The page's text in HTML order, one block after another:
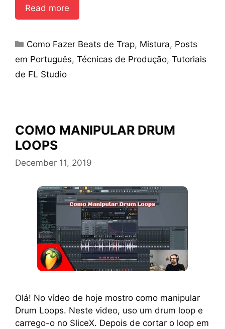
Read more
Categories
Como Fazer Beats de Trap, Mistura, Posts
em Português, Técnicas de Produção, Tutoriais
de FL Studio
COMO MANIPULAR DRUM
LOOPS
December 11, 2019
Olá! No vídeo de hoje mostro como manipular
Drum Loops. Neste video, uso um drum loop e
carrego-o no SliceX. Depois de cortar o loop em